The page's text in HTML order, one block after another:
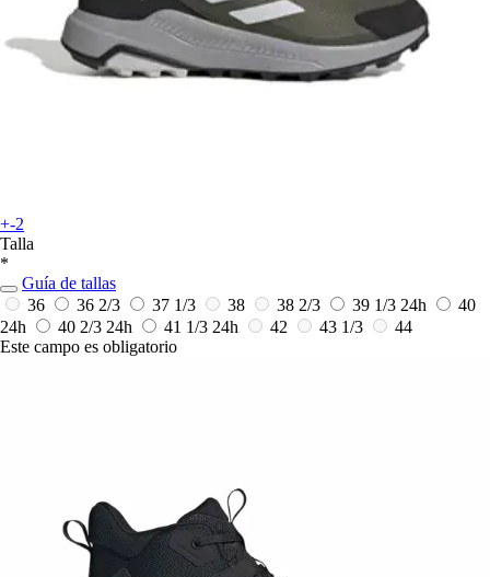
+-2
Talla
*
Guía de tallas
36
36 2/3 37 1/3 38 38 2/3 39 1/3 24h
40
24h
40 2/3 24h 41 1/3 24h 42 43 1/3
44
Este campo es obligatorio